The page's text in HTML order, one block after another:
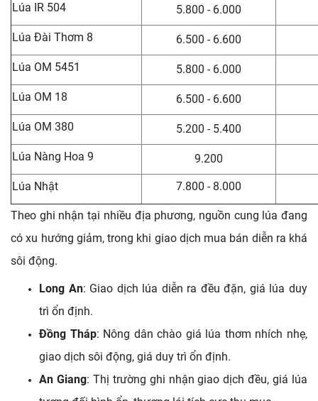
Lúa IR 504 5.800 - 6.000
Lúa Đài Thơm 8 6.500 - 6.600
Lúa OM 5451 5.800 - 6.000
Lúa OM 18 6.500 - 6.600
Lúa OM 380 5.200 - 5.400
Lúa Nàng Hoa 9 9.200
Lúa Nhật 7.800 - 8.000
Theo ghi nhận tại nhiều địa phương, nguồn cung lúa đang
có xu hướng giảm, trong khi giao dịch mua bán diễn ra khá
sôi động.
Long An: Giao dịch lúa diễn ra đều đặn, giá lúa duy
trì ổn định.
Đồng Tháp: Nông dân chào giá lúa thơm nhích nhẹ,
giao dịch sôi động, giá duy trì ổn định.
An Giang: Thị trường ghi nhận giao dịch đều, giá lúa